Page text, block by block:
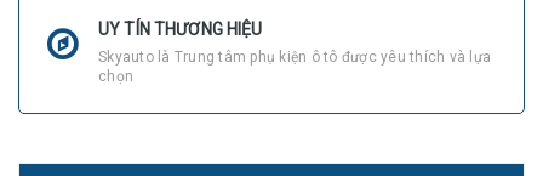
UY TÍN THƯƠNG HIỆU
Skyauto là Trung tâm phụ kiện ô tô được yêu thích và lựa
chọn